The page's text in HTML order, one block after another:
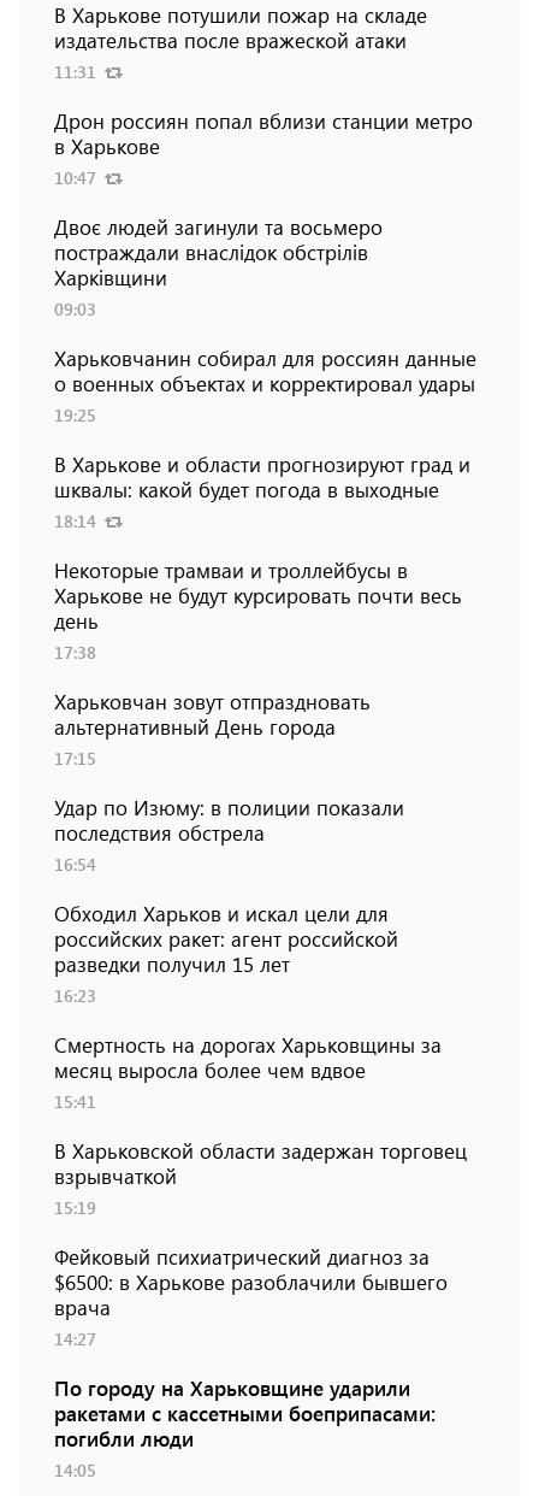
В Харькове потушили пожар на складе
издательства после вражеской атаки
11:31
Дрон россиян попал вблизи станции метро
в Харькове
10:47
Двоє людей загинули та восьмеро
постраждали внаслідок обстрілів
Харківщини
09:03
Харьковчанин собирал для россиян данные
о военных объектах и ​​корректировал удары
19:25
В Харькове и области прогнозируют град и
шквалы: какой будет погода в выходные
18:14
Некоторые трамваи и троллейбусы в
Харькове не будут курсировать почти весь
день
17:38
Харьковчан зовут отпраздновать
альтернативный День города
17:15
Удар по Изюму: в полиции показали
последствия обстрела
16:54
Обходил Харьков и искал цели для
российских ракет: агент российской
разведки получил 15 лет
16:23
Смертность на дорогах Харьковщины за
месяц выросла более чем вдвое
15:41
В Харьковской области задержан торговец
взрывчаткой
15:19
Фейковый психиатрический диагноз за
$6500: в Харькове разоблачили бывшего
врача
14:27
По городу на Харьковщине ударили
ракетами с кассетными боеприпасами:
погибли люди
14:05